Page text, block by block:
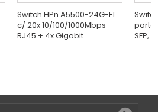
Switch HPn A5500-24G-EI
c/ 20x 10/100/1000Mbps
RJ45 + 4x Gigabit...
SFP,